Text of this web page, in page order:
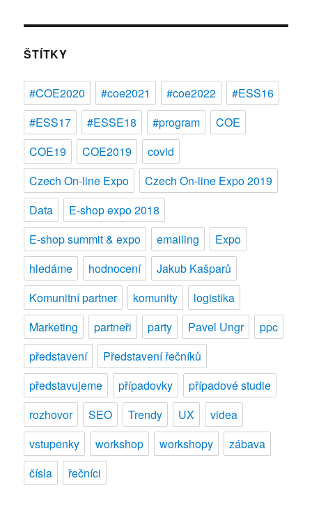
ŠTÍTKY
#COE2020 #coe2021 #coe2022
#ESS16
#ESS17
#ESSE18 #program
COE
COE19
COE2019
covid
Czech On-line Expo
Czech On-line Expo 2019
Data
E-shop expo 2018
E-shop summit & expo
emailing
Expo
hledáme
hodnocení
Jakub Kašparů
Komunitní partner
komunity
logistika
Marketing
partneři party Pavel Ungr
ppc
představení
Představení řečníků
představujeme
případovky
případové studie
rozhovor
SEO Trendy UX
videa
vstupenky
workshop workshopy
zábava
čísla
řečníci